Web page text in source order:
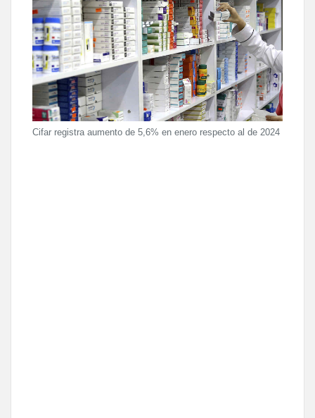
Cifar registra aumento de 5,6% en enero respecto al de 2024